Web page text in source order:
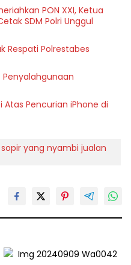
PON XXI, Ketua
SDM Polri Unggul
Respati Polrestabes
Penyalahgunaan
Atas Pencurian iPhone di
yang nyambi jualan